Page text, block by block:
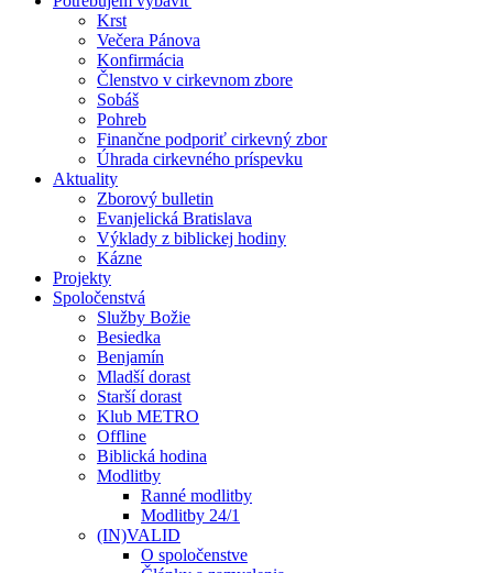
Krst
Večera Pánova
Konfirmácia
Členstvo v cirkevnom zbore
Sobáš
Pohreb
Finančne podporiť cirkevný zbor
Úhrada cirkevného príspevku
Aktuality
Zborový bulletin
Evanjelická Bratislava
Výklady z biblickej hodiny
Kázne
Projekty
Spoločenstvá
Služby Božie
Besiedka
Benjamín
Mladší dorast
Starší dorast
Klub METRO
Offline
Biblická hodina
Modlitby
Ranné modlitby
Modlitby 24/1
(IN)VALID
O spoločenstve